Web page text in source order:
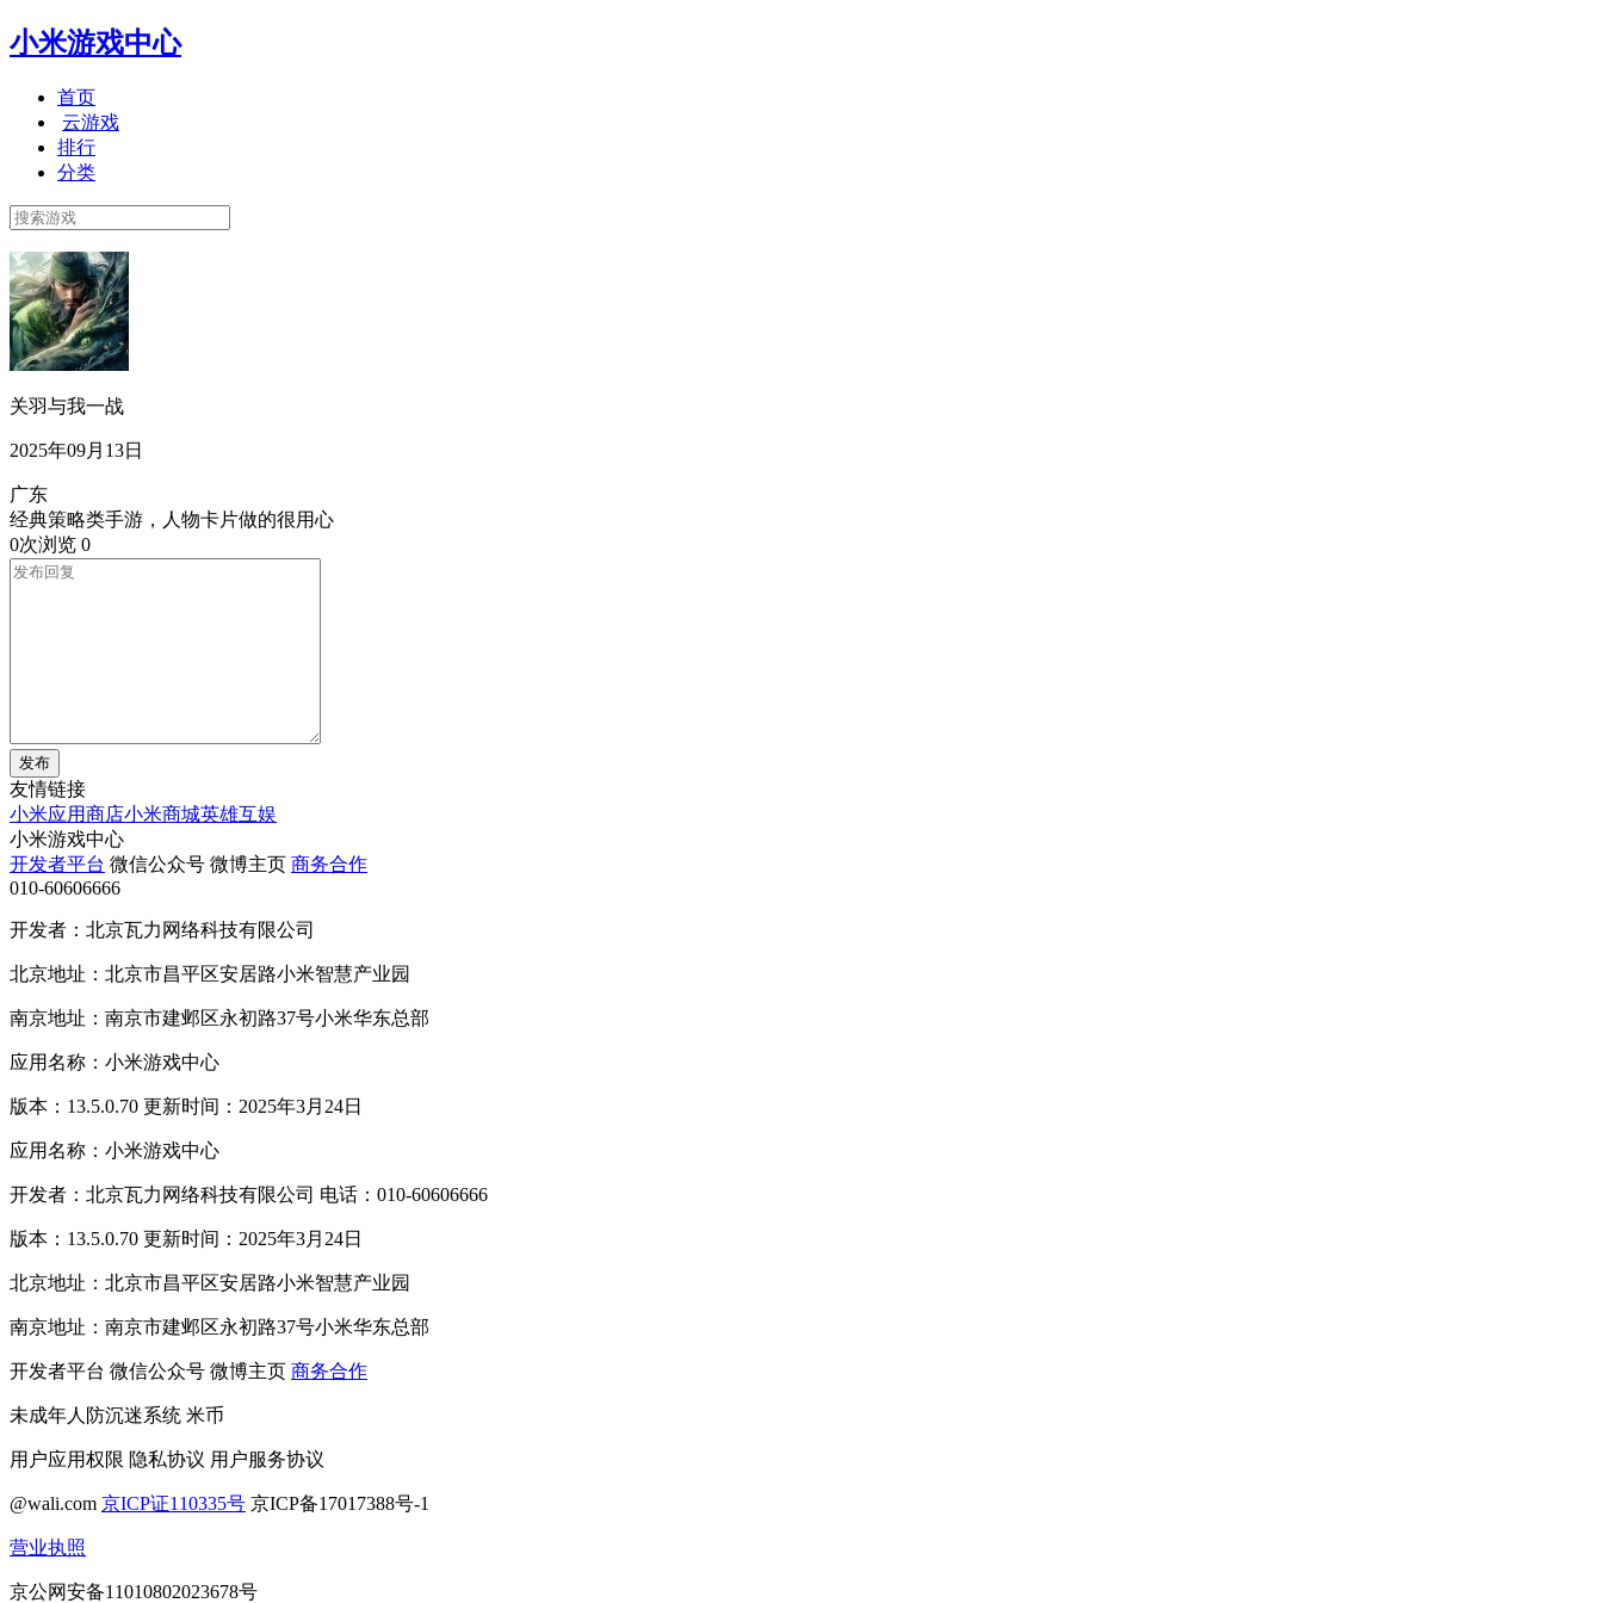
小米游戏中心
首页
云游戏
排行
分类
关羽与我一战
2025年09月13日
广东
经典策略类手游，人物卡片做的很用心
0次浏览 0
发布
友情链接
小米应用商店小米商城英雄互娱
小米游戏中心
开发者平台 微信公众号 微博主页 商务合作
010-60606666
开发者：北京瓦力网络科技有限公司
北京地址：北京市昌平区安居路小米智慧产业园
南京地址：南京市建邺区永初路37号小米华东总部
应用名称：小米游戏中心
版本：13.5.0.70 更新时间：2025年3月24日
应用名称：小米游戏中心
开发者：北京瓦力网络科技有限公司 电话：010-60606666
版本：13.5.0.70 更新时间：2025年3月24日
北京地址：北京市昌平区安居路小米智慧产业园
南京地址：南京市建邺区永初路37号小米华东总部
开发者平台 微信公众号 微博主页 商务合作
未成年人防沉迷系统 米币
用户应用权限 隐私协议 用户服务协议
@wali.com 京ICP证110335号 京ICP备17017388号-1
营业执照
京公网安备11010802023678号